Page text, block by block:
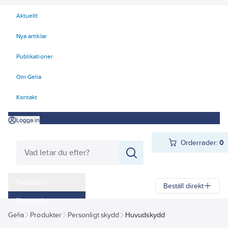
Aktuellt
Nya artiklar
Publikationer
Om Gelia
Kontakt
Logga in
Orderrader:0
Kampanjer
Outlet
Beställ direkt
Gelia Produkter Personligt skydd Huvudskydd